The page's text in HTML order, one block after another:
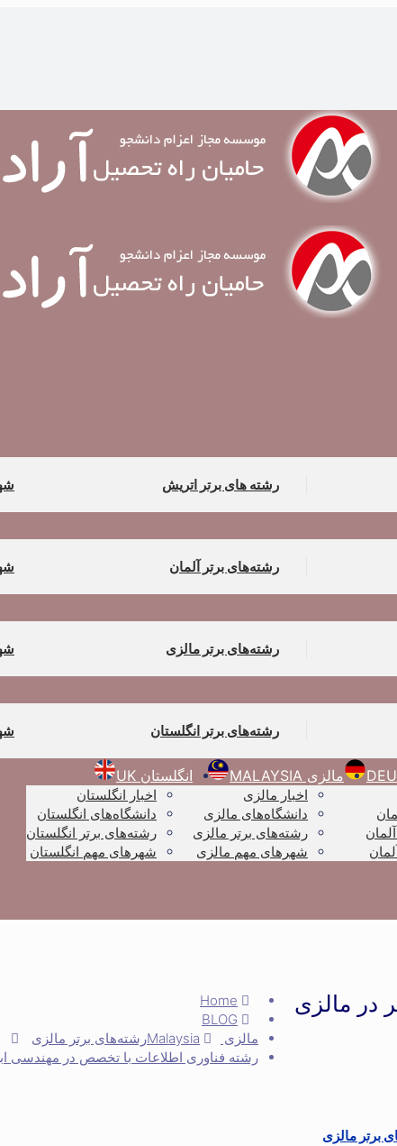
رشته های برتر اتریش
رشته‌های برتر آلمان
رشته‌های برتر مالزی
رشته‌های برتر انگلستان
مالزی MALAYSIA
اخبار مالزی
دانشگاه‌های مالزی
رشته‌های برتر مالزی
شهرهای مهم مالزی
انگلستان UK
اخبار انگلستان
دانشگاه‌های انگلستان
رشته‌های برتر انگلستان
شهرهای مهم انگلستان
در مالزی
Home
BLOG
مالزی Malaysia
رشته‌های برتر مالزی
رشته فناوری اطلاعات با تخصص در مهندسی
برتر مالزی